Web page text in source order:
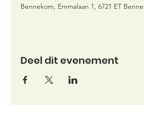
Bennekom, Emmalaan 1, 6721 ET
Deel dit evenement